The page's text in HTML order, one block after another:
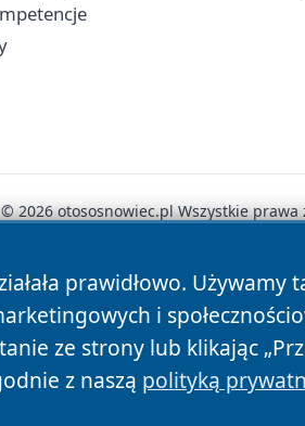
prawidłowo.
i
ze strony lub klikając
z naszą polityką
2026 otososnowiec.pl Wszystkie prawa
Polityka Prywatności